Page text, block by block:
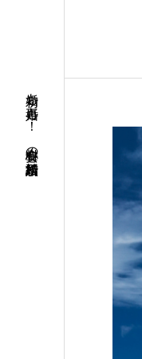
初婚も再婚も！ 安心料金の結婚相談所